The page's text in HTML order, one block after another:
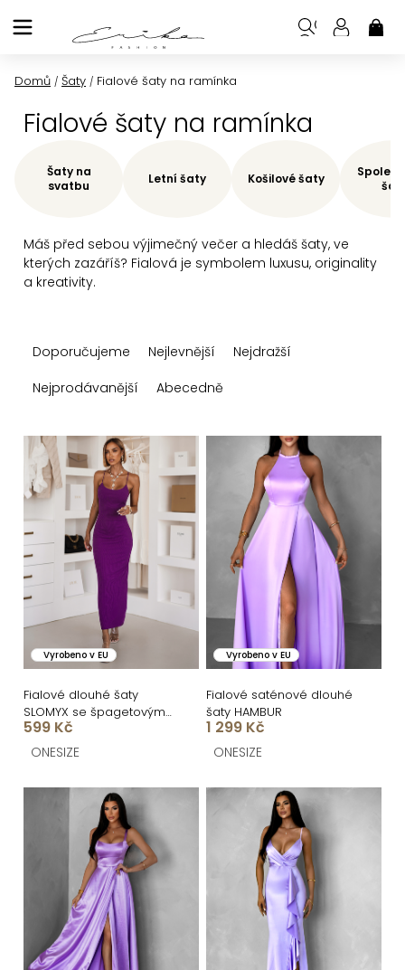
na
Domů / Šaty / Fialové šaty na ramínka
Fialové šaty na ramínka
Máš před sebou výjimečný večer a hledáš šaty, ve
kterých zazáříš? Fialová je symbolem luxusu, originality
a kreativity.
Šaty na
svatbu
Letní šaty Košilové šaty
a
n
p
r
o
d
k
t
ů
Doporučujeme Nejlevnější
Nejdražší
Nejprodávanější
Abecedně
V
ý
p
i
s
p
o
d
u
k
ů
Vyrobeno v EU
Fialové dlouhé šaty
SLOMYX se špagetovými
ramínky
599 Kč
ONESIZE
Vyrobeno v EU
Fialové saténové dlouhé
šaty HAMBUR
1 299 Kč
ONESIZE